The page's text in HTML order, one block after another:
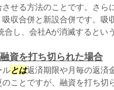
せる方法のことです。さら
吸収合併と新設合併です。吸
合し、会社Aが消滅するとい
資を打ち切られた場合
ルとは返済期限や月毎の返済
ことですが、融資を打ち切